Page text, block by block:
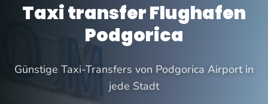
Taxi transfer Flughafen
Podgorica
Günstige Taxi-Transfers von Podgorica Airport in
jede Stadt